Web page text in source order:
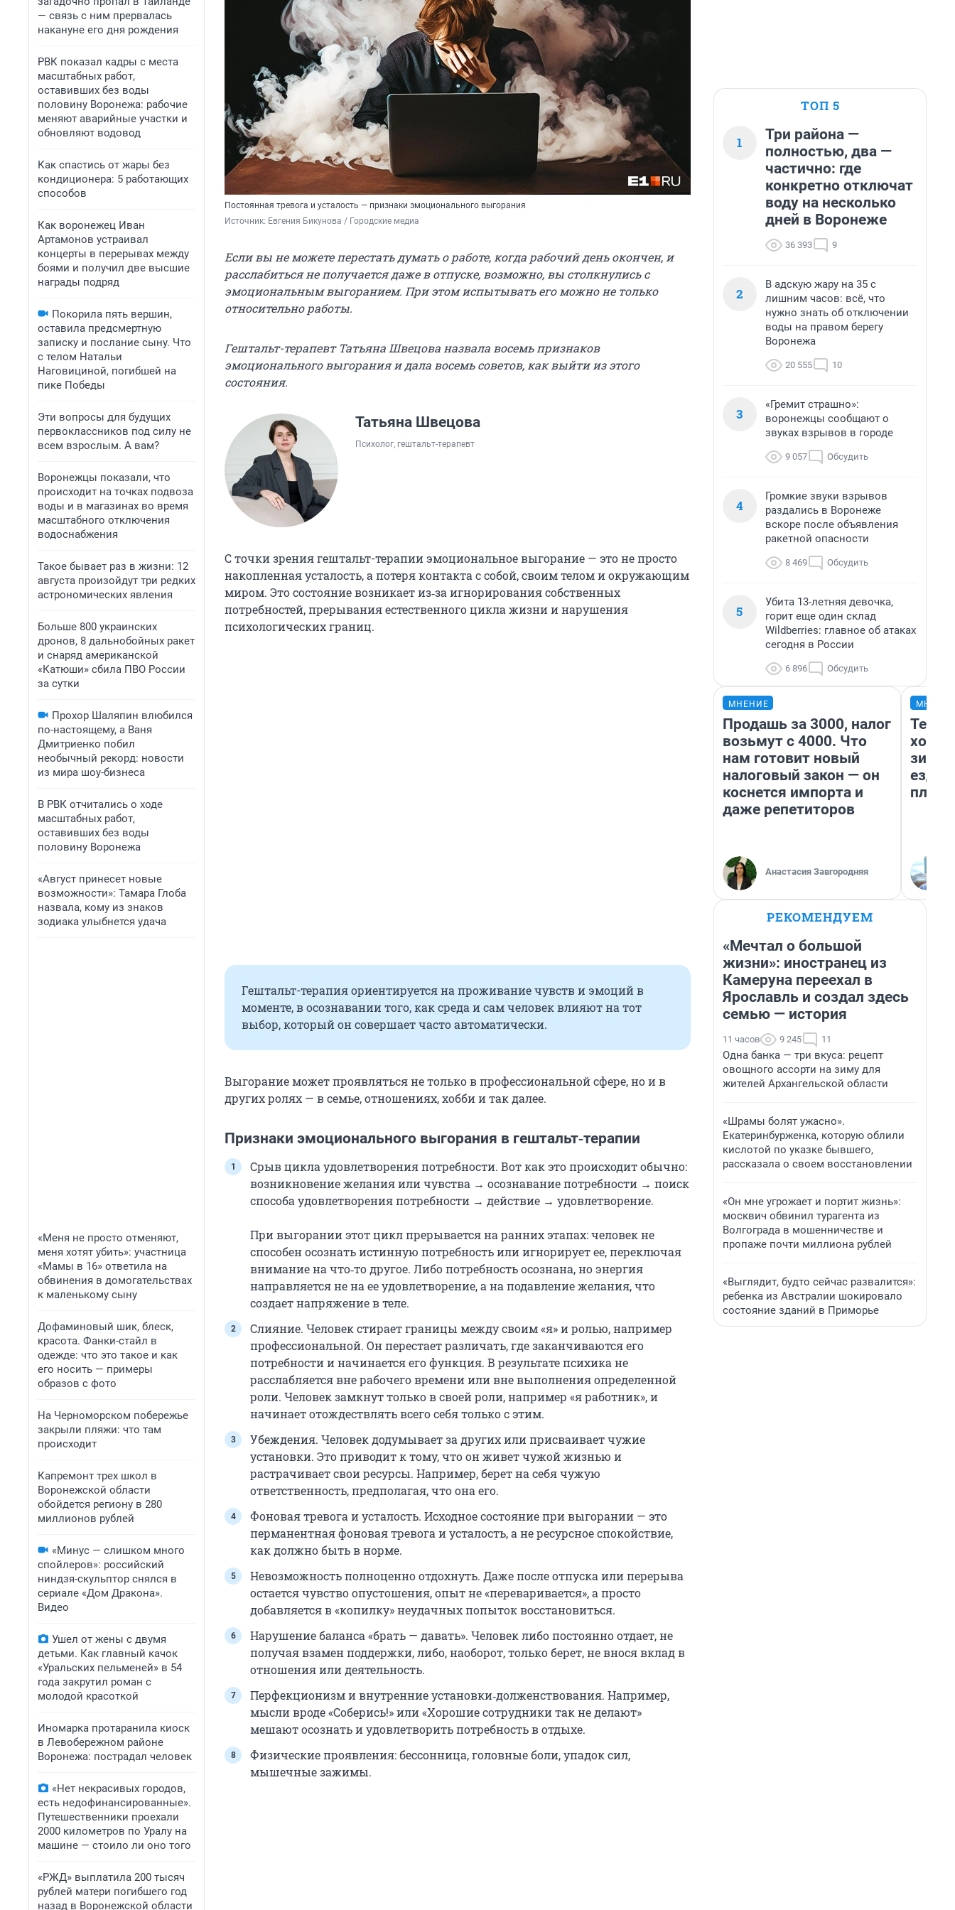
— связь с ним прервалась
накануне его дня рождения
РВК показал кадры с места
масштабных работ,
оставивших без воды
половину Воронежа: рабочие
меняют аварийные участки и
обновляют водовод
Как спастись от жары без
кондиционера: 5 работающих
способов
Как воронежец Иван
Артамонов устраивал
концерты в перерывах между
боями и получил две высшие
награды подряд
Покорила пять вершин,
оставила предсмертную
записку и послание сыну. Что
с телом Натальи
Наговициной, погибшей на
пике Победы
Эти вопросы для будущих
первоклассников под силу не
всем взрослым. А вам?
Воронежцы показали, что
происходит на точках подвоза
воды и в магазинах во время
масштабного отключения
водоснабжения
Такое бывает раз в жизни: 12
августа произойдут три редких
астрономических явления
Больше 800 украинских
дронов, 8 дальнобойных ракет
и снаряд американской
«Катюши» сбила ПВО России
за сутки
Прохор Шаляпин влюбился
по-настоящему, а Ваня
Дмитриенко побил
необычный рекорд: новости
из мира шоу-бизнеса
В РВК отчитались о ходе
масштабных работ,
оставивших без воды
половину Воронежа
«Август принесет новые
возможности»: Тамара Глоба
назвала, кому из знаков
зодиака улыбнется удача
«Меня не просто отменяют,
меня хотят убить»: участница
«Мамы в 16» ответила на
обвинения в домогательствах
к маленькому сыну
Дофаминовый шик, блеск,
красота. Фанки-стайл в
одежде: что это такое и как
его носить — примеры
образов с фото
На Черноморском побережье
закрыли пляжи: что там
происходит
Капремонт трех школ в
Воронежской области
обойдется региону в 280
миллионов рублей
«Минус — слишком много
спойлеров»: российский
ниндзя-скульптор снялся в
сериале «Дом Дракона».
Видео
Ушел от жены с двумя
детьми. Как главный качок
«Уральских пельменей» в 54
года закрутил роман с
молодой красоткой
Иномарка протаранила киоск
в Левобережном районе
Воронежа: пострадал человек
«Нет некрасивых городов,
есть недофинансированные».
Путешественники проехали
2000 километров по Уралу на
машине — стоило ли оно того
«РЖД» выплатила 200 тысяч
рублей матери погибшего год
назад в Воронежской области
Постоянная тревога и усталость — признаки эмоционального выгорания
Источник: Евгения Бикунова / Городские медиа
Если вы не можете перестать думать о работе, когда рабочий день окончен, и
расслабиться не получается даже в отпуске, возможно, вы столкнулись с
эмоциональным выгоранием. При этом испытывать его можно не только
относительно работы.
Гештальт-терапевт Татьяна Швецова назвала восемь признаков
эмоционального выгорания и дала восемь советов, как выйти из этого
состояния.
Татьяна Швецова
Психолог, гештальт-терапевт
С точки зрения гештальт-терапии эмоциональное выгорание — это не просто
накопленная усталость, а потеря контакта с собой, своим телом и окружающим
миром. Это состояние возникает из‑за игнорирования собственных
потребностей, прерывания естественного цикла жизни и нарушения
психологических границ.
Гештальт-терапия ориентируется на проживание чувств и эмоций в
моменте, в осознавании того, как среда и сам человек влияют на тот
выбор, который он совершает часто автоматически.
Выгорание может проявляться не только в профессиональной сфере, но и в
других ролях — в семье, отношениях, хобби и так далее.
Признаки эмоционального выгорания в гештальт‑терапии
Срыв цикла удовлетворения потребности. Вот как это происходит обычно:
возникновение желания или чувства → осознавание потребности → поиск
способа удовлетворения потребности → действие → удовлетворение.
При выгорании этот цикл прерывается на ранних этапах: человек не
способен осознать истинную потребность или игнорирует ее, переключая
внимание на что‑то другое. Либо потребность осознана, но энергия
направляется не на ее удовлетворение, а на подавление желания, что
создает напряжение в теле.
Слияние. Человек стирает границы между своим «я» и ролью, например
профессиональной. Он перестает различать, где заканчиваются его
потребности и начинается его функция. В результате психика не
расслабляется вне рабочего времени или вне выполнения определенной
роли. Человек замкнут только в своей роли, например «я работник», и
начинает отождествлять всего себя только с этим.
Убеждения. Человек додумывает за других или присваивает чужие
установки. Это приводит к тому, что он живет чужой жизнью и
растрачивает свои ресурсы. Например, берет на себя чужую
ответственность, предполагая, что она его.
Фоновая тревога и усталость. Исходное состояние при выгорании — это
перманентная фоновая тревога и усталость, а не ресурсное спокойствие,
как должно быть в норме.
Невозможность полноценно отдохнуть. Даже после отпуска или перерыва
остается чувство опустошения, опыт не «переваривается», а просто
добавляется в «копилку» неудачных попыток восстановиться.
Нарушение баланса «брать — давать». Человек либо постоянно отдает, не
получая взамен поддержки, либо, наоборот, только берет, не внося вклад в
отношения или деятельность.
Перфекционизм и внутренние установки‑долженствования. Например,
мысли вроде «Соберись!» или «Хорошие сотрудники так не делают»
мешают осознать и удовлетворить потребность в отдыхе.
Физические проявления: бессонница, головные боли, упадок сил,
мышечные зажимы.
ТОП 5
1
Три района —
полностью, два —
частично: где
конкретно отключат
воду на несколько
дней в Воронеже
36 393 9
2
В адскую жару на 35 с
лишним часов: всё, что
нужно знать об отключении
воды на правом берегу
Воронежа
20 555 10
3
«Гремит страшно»:
воронежцы сообщают о
звуках взрывов в городе
9 057 Обсудить
4
Громкие звуки взрывов
раздались в Воронеже
вскоре после объявления
ракетной опасности
8 469 Обсудить
5
Убита 13-летняя девочка,
горит еще один склад
Wildberries: главное об атаках
сегодня в России
6 896 Обсудить
МНЕНИЕ
Продашь за 3000, налог
возьмут с 4000. Что
нам готовит новый
налоговый закон — он
коснется импорта и
даже репетиторов
Анастасия Завгородняя
ездит
РЕКОМЕНДУЕМ
«Мечтал о большой
жизни»: иностранец из
Камеруна переехал в
Ярославль и создал здесь
семью — история
11 часов 9 245 11
Одна банка — три вкуса: рецепт
овощного ассорти на зиму для
жителей Архангельской области
«Шрамы болят ужасно».
Екатеринбурженка, которую облили
кислотой по указке бывшего,
рассказала о своем восстановлении
«Он мне угрожает и портит жизнь»:
москвич обвинил турагента из
Волгограда в мошенничестве и
пропаже почти миллиона рублей
«Выглядит, будто сейчас развалится»:
ребенка из Австралии шокировало
состояние зданий в Приморье